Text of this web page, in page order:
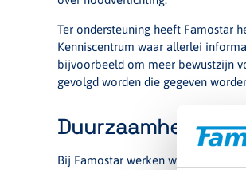
Ter ondersteuning heeft Famostar
Kenniscentrum waar allerlei
bijvoorbeeld om meer bewustzijn
gevolgd worden die gegeven
Duurzaamheid
Bij Famostar werken we continue